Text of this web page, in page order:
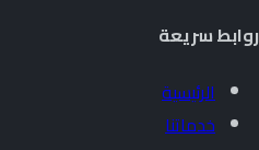
روابط سريعة
الرئيسية
خدماتنا